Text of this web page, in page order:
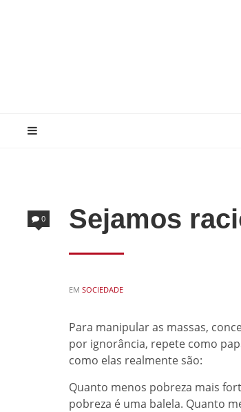
Sejamos
EM POSTED
SOCIEDADE
0
Para manipular as massas,
por ignorância, repete como
como elas realmente são:
Quanto menos pobreza mais
pobreza é uma balela. Quanto